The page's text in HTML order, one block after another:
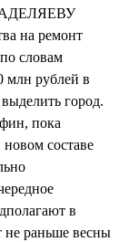
на ремонт
словам
рублей в
город.
пока
составе
в
не раньше весны